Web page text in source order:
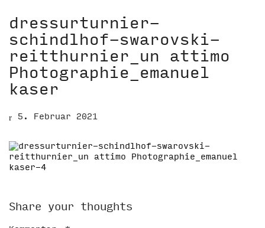
dressurturnier-
schindlhof-swarovski-
reitthurnier_un attimo
Photographie_emanuel
kaser
5. Februar 2021
Share your thoughts